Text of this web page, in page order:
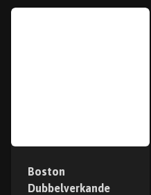
Boston
Dubbelverkande